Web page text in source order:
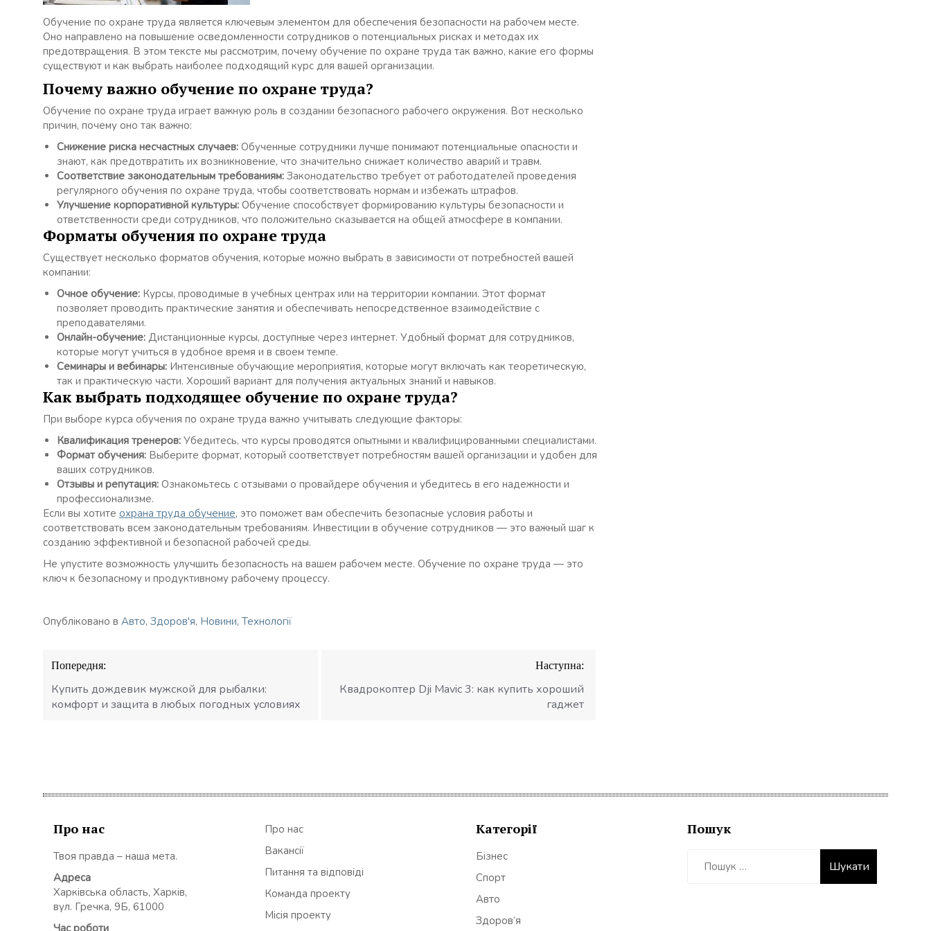
Обучение по охране труда является ключевым элементом для обеспечения безопасности на рабочем месте.
Оно направлено на повышение осведомленности сотрудников о потенциальных рисках и методах их
предотвращения. В этом тексте мы рассмотрим, почему обучение по охране труда так важно, какие его формы
существуют и как выбрать наиболее подходящий курс для вашей организации.
Почему важно обучение по охране труда?
Обучение по охране труда играет важную роль в создании безопасного рабочего окружения. Вот несколько
причин, почему оно так важно:
Снижение риска несчастных случаев: Обученные сотрудники лучше понимают потенциальные опасности и
знают, как предотвратить их возникновение, что значительно снижает количество аварий и травм.
Соответствие законодательным требованиям: Законодательство требует от работодателей проведения
регулярного обучения по охране труда, чтобы соответствовать нормам и избежать штрафов.
Улучшение корпоративной культуры: Обучение способствует формированию культуры безопасности и
ответственности среди сотрудников, что положительно сказывается на общей атмосфере в компании.
Форматы обучения по охране труда
Существует несколько форматов обучения, которые можно выбрать в зависимости от потребностей вашей
компании:
Очное обучение: Курсы, проводимые в учебных центрах или на территории компании. Этот формат
позволяет проводить практические занятия и обеспечивать непосредственное взаимодействие с
преподавателями.
Онлайн-обучение: Дистанционные курсы, доступные через интернет. Удобный формат для сотрудников,
которые могут учиться в удобное время и в своем темпе.
Семинары и вебинары: Интенсивные обучающие мероприятия, которые могут включать как теоретическую,
так и практическую части. Хороший вариант для получения актуальных знаний и навыков.
Как выбрать подходящее обучение по охране труда?
При выборе курса обучения по охране труда важно учитывать следующие факторы:
Квалификация тренеров: Убедитесь, что курсы проводятся опытными и квалифицированными специалистами.
Формат обучения: Выберите формат, который соответствует потребностям вашей организации и удобен для
ваших сотрудников.
Отзывы и репутация: Ознакомьтесь с отзывами о провайдере обучения и убедитесь в его надежности и
профессионализме.
Если вы хотите охрана труда обучение, это поможет вам обеспечить безопасные условия работы и
соответствовать всем законодательным требованиям. Инвестиции в обучение сотрудников — это важный шаг к
созданию эффективной и безопасной рабочей среды.
Не упустите возможность улучшить безопасность на вашем рабочем месте. Обучение по охране труда — это
ключ к безопасному и продуктивному рабочему процессу.
Опубліковано в Авто, Здоров'я, Новини, Технології
Навігація
записів
Попередня:
Купить дождевик мужской для рыбалки:
комфорт и защита в любых погодных условиях
Наступна:
Квадрокоптер Dji Mavic 3: как купить хороший
гаджет
Про нас
Твоя правда – наша мета.
Адреса
Харківська область, Харків,
вул. Гречка, 9Б, 61000
Час роботи
Про нас
Вакансії
Питання та відповіді
Команда проекту
Місія проекту
Категорії
Бізнес
Спорт
Авто
Здоров’я
Пошук